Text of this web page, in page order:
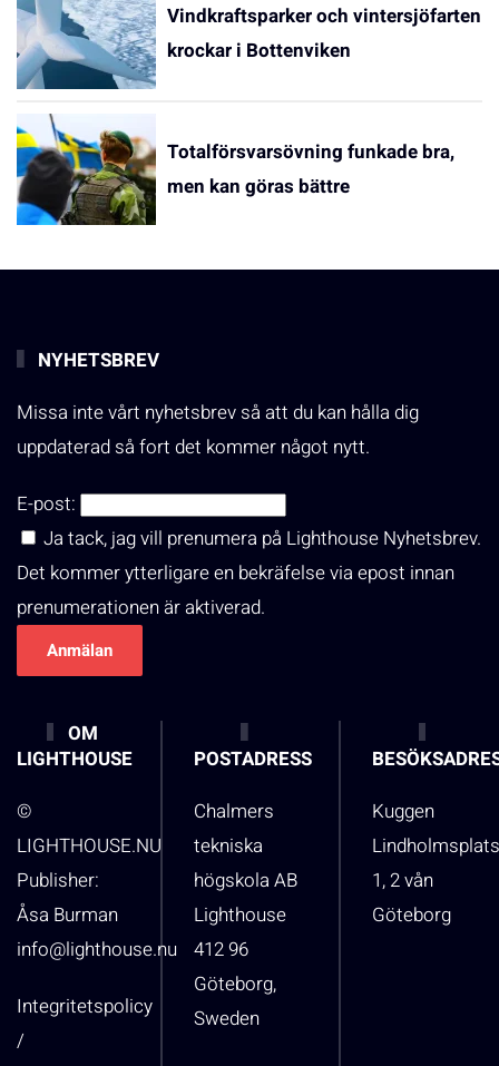
Vindkraftsparker och vintersjöfarten
krockar i Bottenviken
Totalförsvarsövning funkade bra,
men kan göras bättre
NYHETSBREV
Missa inte vårt nyhetsbrev så att du kan hålla dig
uppdaterad så fort det kommer något nytt.
E-post:
Ja tack, jag vill prenumera på Lighthouse Nyhetsbrev.
Det kommer ytterligare en bekräfelse via epost innan
prenumerationen är aktiverad.
OM
LIGHTHOUSE
©
LIGHTHOUSE.NU
Publisher:
Åsa Burman
info@lighthouse.nu
Integritetspolicy
/
POSTADRESS
Chalmers
tekniska
högskola AB
Lighthouse
412 96
Göteborg,
Sweden
Kuggen
1, 2 vån
Göteborg